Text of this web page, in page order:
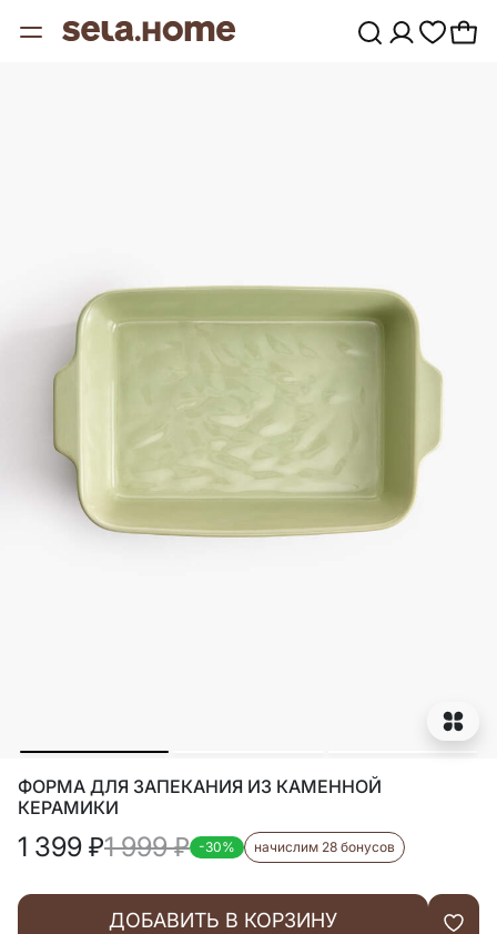
ФОРМА ДЛЯ ЗАПЕКАНИЯ ИЗ КАМЕННОЙ
КЕРАМИКИ
1 399 ₽1 999₽ -30% начислим 28 бонусов
ДОБАВИТЬ В КОРЗИНУ